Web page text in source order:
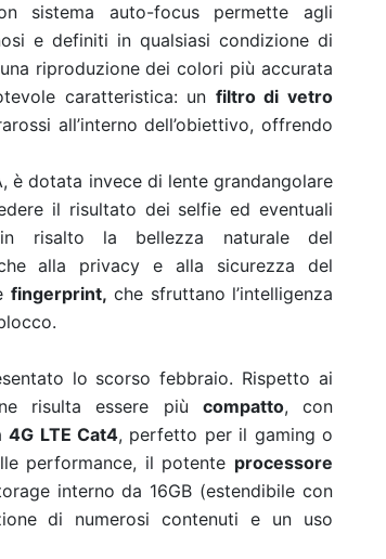
sistema auto-focus permette agli
e definiti in qualsiasi condizione di
riproduzione dei colori più accurata
caratteristica: un filtro di vetro
all’interno dell’obiettivo, offrendo
è dotata invece di lente grandangolare
il risultato dei selfie ed eventuali
risalto la bellezza naturale del
alla privacy e alla sicurezza del
fingerprint, che sfruttano l’intelligenza
lo scorso febbraio. Rispetto ai
risulta essere più compatto, con
4G LTE Cat4, perfetto per il gaming o
performance, il potente processore
interno da 16GB (estendibile con
di numerosi contenuti e un uso